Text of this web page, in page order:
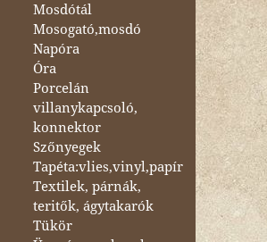
Mosdótál
Mosogató,mosdó
Napóra
Óra
Porcelán
villanykapcsoló,
konnektor
Szőnyegek
Tapéta:vlies,vinyl,papír
Textilek, párnák,
teritők, ágytakarók
Tükör